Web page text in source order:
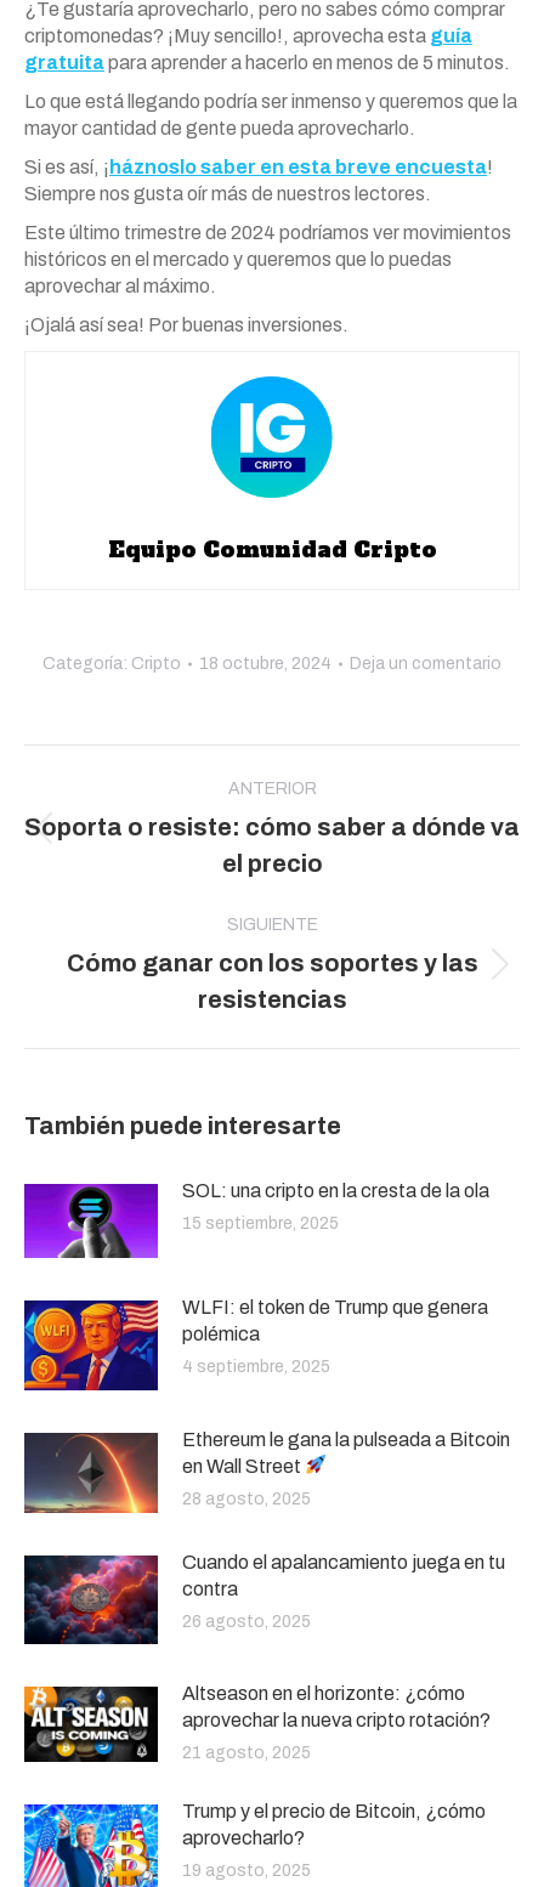
¿Te gustaría aprovecharlo, pero no sabes cómo comprar
criptomonedas? ¡Muy sencillo!, aprovecha esta guía
gratuitapara aprender a hacerlo en menos de 5 minutos.
Lo que está llegando podría ser inmenso y queremos que la
mayor cantidad de gente pueda aprovecharlo.
Si es así, ¡ háznoslo saber en esta breve encuesta!
Siempre nos gusta oír más de nuestros lectores.
Este último trimestre de 2024 podríamos ver movimientos
históricos en el mercado y queremos que lo puedas
aprovechar al máximo.
¡Ojalá así sea! Por buenas inversiones.
Equipo Comunidad Cripto
Categoría: Cripto 18 octubre, 2024 Deja un comentario
publicaciones
ANTERIOR
Publicación
anterior:
Soporta o resiste: cómo saber a dónde va
el precio
SIGUIENTE
Publicación
siguiente:
Cómo ganar con los soportes y las
resistencias
También puede interesarte
SOL: una cripto en la cresta de la ola
15 septiembre, 2025
WLFI: el token de Trump que genera
polémica
4 septiembre, 2025
Ethereum le gana la pulseada a Bitcoin
en Wall Street
28 agosto, 2025
Cuando el apalancamiento juega en tu
contra
26 agosto, 2025
Altseason en el horizonte: ¿cómo
aprovechar la nueva cripto rotación?
21 agosto, 2025
Trump y el precio de Bitcoin, ¿cómo
aprovecharlo?
19 agosto, 2025